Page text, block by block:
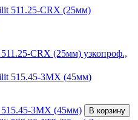
CRX (25мм) узкопроф.,
3MX (45мм)
В корзину